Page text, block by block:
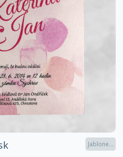
Jablone...